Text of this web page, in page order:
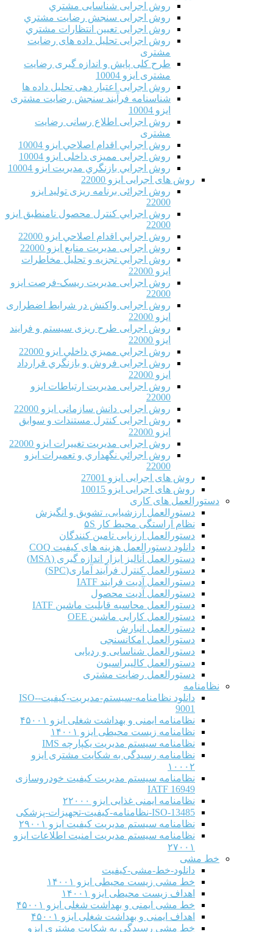
روش اجرایی شناسایی مشتري
روش اجرایی سنجش رضایت مشتري
روش اجرایی تعیین انتظارات مشتري
روش اجرایی تحلیل داده های رضایت
مشتری
طرح کلی پایش و اندازه گیری رضایت
مشتری ایزو 10004
روش اجرایی اعتبار دهی تحلیل داده ها
شناسنامه فرآیند سنجش رضایت مشتری
ایزو 10004
روش اجرایی اطلاع رسانی رضایت
مشتری
روش اجرايي اقدام اصلاحي ایزو 10004
روش اجرایی ممیزی داخلی ایزو 10004
روش اجرايي بازنگري مديريت ایزو 10004
روش های اجرایی ایزو 22000
روش اجرائی برنامه ريزی توليد ایزو
22000
روش اجرايي كنترل محصول نامنطبق ایزو
22000
روش اجرايي اقدام اصلاحي ایزو 22000
روش اجرایی مدیریت منابع ایزو 22000
روش اجرايي تجزیه و تحلیل مخاطرات
ایزو 22000
روش اجرایی مدیریت ریسک-فرصت ایزو
22000
روش اجرایی واکنش در شرایط اضطراری
ایزو 22000
روش اجرایی طرح ریزی سیستم و فرایند
ایزو 22000
روش اجرايي مميزي داخلي ایزو 22000
روش اجرایی فروش و بازنگري قرارداد
ایزو 22000
روش اجرایی مدیریت ارتباطات ایزو
22000
روش اجرایی دانش سازمانی ایزو 22000
روش اجرایی کنترل مستندات و سوابق
ایزو 22000
روش اجرایی مدیریت تغییرات ایزو 22000
روش اجرائي نگهداري و تعميرات ایزو
22000
روش های اجرایی ایزو 27001
روش های اجرایی ایزو 10015
دستورالعمل های کاری
دستورالعمل ارزشیابی، تشویق و انگیزش
نظام آراستگی محیط کار ۵S
دستورالعمل ارزیابی تامین کنندگان
دانلود دستورالعمل هزینه های کیفیت COQ
دستورالعمل آنالیز ابزار اندازه گیری (MSA)
دستورالعمل کنترل فرآیند آماری(SPC)
دستورالعمل آدیت فرایند IATF
دستورالعمل آدیت محصول
دستورالعمل محاسبه قابلیت ماشین IATF
دستورالعمل کارایی ماشین OEE
دستورالعمل انبارش
دستورالعمل امکانسنجی
دستورالعمل شناسایی و ردیابی
دستورالعمل کالیبراسیون
دستورالعمل رضایت مشتری
نظامنامه
دانلود نظامنامه-سیستم-مدیریت-کیفیت-ISO-
9001
نظامنامه ایمنی و بهداشت شغلی ایزو ۴۵۰۰۱
نظامنامه زیست محیطی ایزو ۱۴۰۰۱
نظامنامه سیستم مدیریت یکپارچه IMS
نظامنامه رسیدگی به شکایت مشتری ایزو
۱۰۰۰۲
نظامنامه سیستم مدیریت کیفیت خودروسازی
IATF 16949
نظامنامه ایمنی غذایی ایزو ۲۲۰۰۰
ISO-13485-نظامنامه-کیفیت-تجهیزات-پزشکی
نظامنامه سیستم مدیریت کیفیت ایزو ۲۹۰۰۱
نظامنامه سیستم مدیریت امنیت اطلاعات ایزو
۲۷۰۰۱
خط مشی
دانلود-خط-مشی-کیفیت
خط مشی زیست محیطی ایزو ۱۴۰۰۱
اهداف زیست محیطی ایزو ۱۴۰۰۱
خط مشی ایمنی و بهداشت شغلی ایزو ۴۵۰۰۱
اهداف ایمنی و بهداشت شغلی ایزو ۴۵۰۰۱
خط مشی رسیدگی به شکایت مشتری ایزو